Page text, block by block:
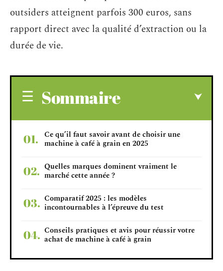
outsiders atteignent parfois 300 euros, sans
rapport direct avec la qualité d’extraction ou la
durée de vie.
Sommaire
Ce qu’il faut savoir avant de choisir une
machine à café à grain en 2025
Quelles marques dominent vraiment le
marché cette année ?
Comparatif 2025 : les modèles
incontournables à l’épreuve du test
Conseils pratiques et avis pour réussir votre
achat de machine à café à grain